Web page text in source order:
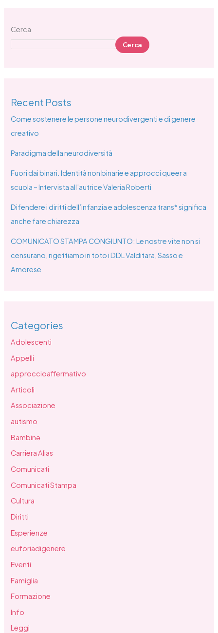
Cerca
Cerca
Recent Posts
Come sostenere le persone neurodivergenti e di genere
creativo
Paradigma della neurodiversità
Fuori dai binari. Identità non binarie e approcci queer a
scuola – Intervista all’autrice Valeria Roberti
Difendere i diritti dell’infanzia e adolescenza trans* significa
anche fare chiarezza
COMUNICATO STAMPA CONGIUNTO: Le nostre vite non si
censurano, rigettiamo in toto i DDL Valditara, Sasso e
Amorese
Categories
Adolescenti
Appelli
approccioaffermativo
Articoli
Associazione
autismo
Bambinə
Carriera Alias
Comunicati
Comunicati Stampa
Cultura
Diritti
Esperienze
euforiadigenere
Eventi
Famiglia
Formazione
Info
Leggi